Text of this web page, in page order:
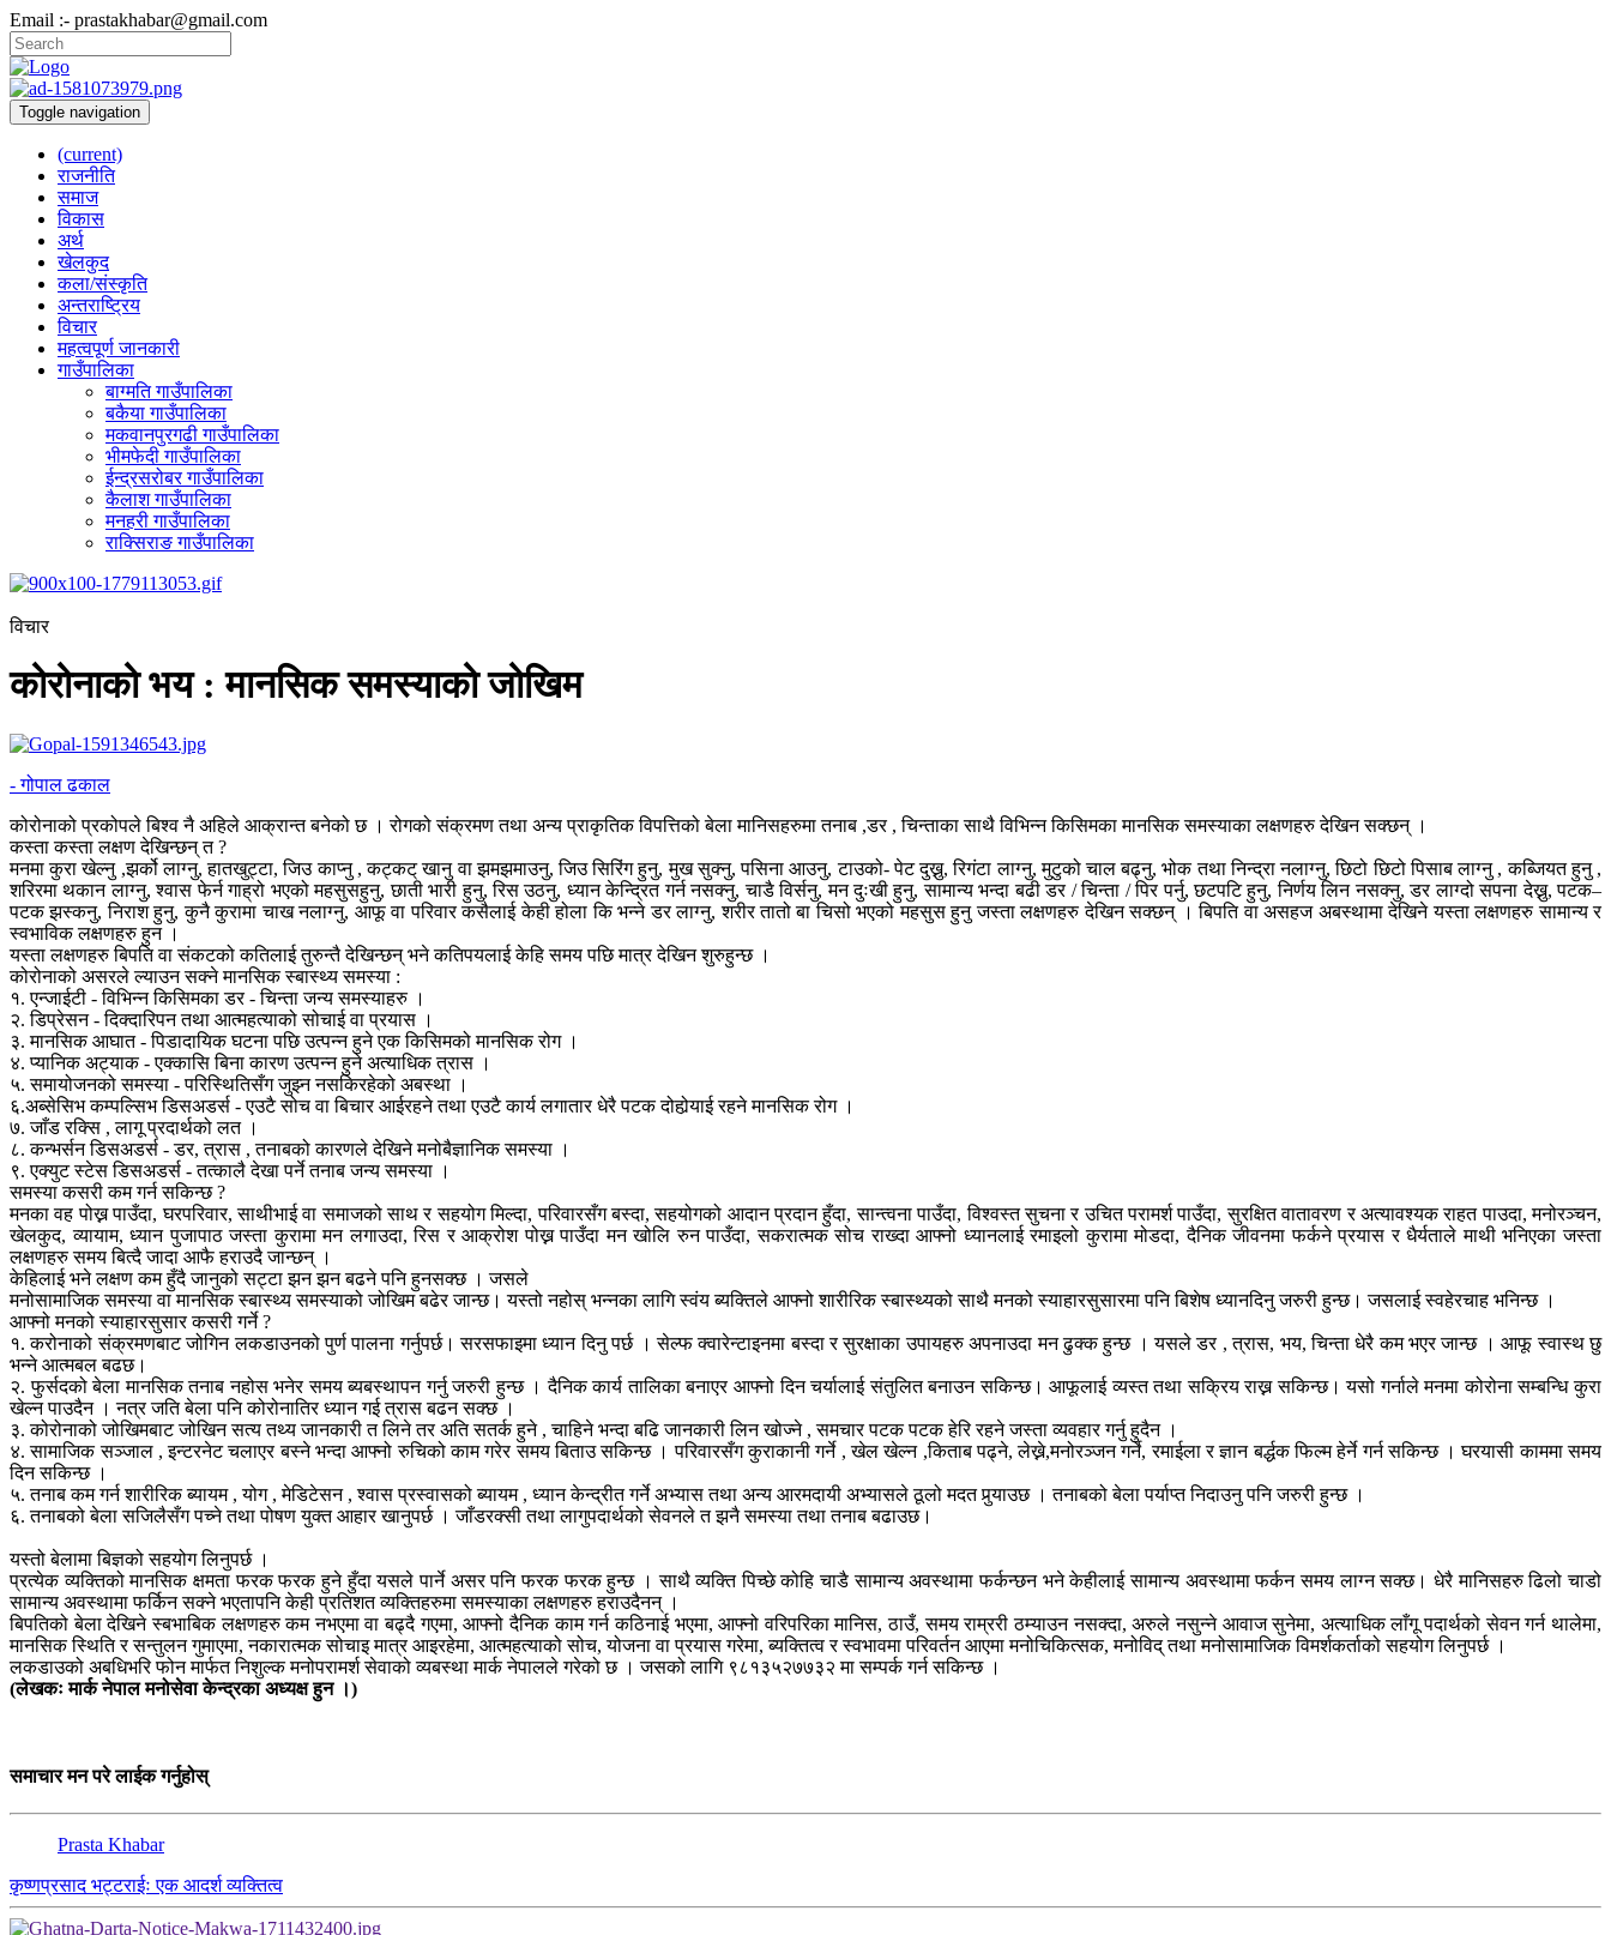
Email :- prastakhabar@gmail.com
Toggle navigation
(current)
राजनीति
समाज
विकास
अर्थ
खेलकुद
कला/संस्कृति
अन्तराष्ट्रिय
विचार
महत्वपूर्ण जानकारी
गाउँपालिका
बाग्मति गाउँपालिका
बकैया गाउँपालिका
मकवानपुरगढी गाउँपालिका
भीमफेदी गाउँपालिका
ईन्द्रसरोबर गाउँपालिका
कैलाश गाउँपालिका
मनहरी गाउँपालिका
राक्सिराङ गाउँपालिका
विचार
कोरोनाको भय : मानसिक समस्याको जोखिम
- गोपाल ढकाल
कोरोनाको प्रकोपले बिश्व नै अहिले आक्रान्त बनेको छ । रोगको संक्रमण तथा अन्य प्राकृतिक विपत्तिको बेला मानिसहरुमा तनाब ,डर , चिन्ताका साथै विभिन्न किसिमका मानसिक समस्याका लक्षणहरु देखिन सक्छन् ।
कस्ता कस्ता लक्षण देखिन्छन् त ?
मनमा कुरा खेल्नु ,झर्को लाग्नु, हातखुट्टा, जिउ काप्नु , कट्कट् खानु वा झमझमाउनु, जिउ सिरिंग हुनु, मुख सुक्नु, पसिना आउनु, टाउको- पेट दुख्नु, रिगंटा लाग्नु, मुटुको चाल बढ्नु, भोक तथा निन्द्रा नलाग्नु, छिटो छिटो पिसाब लाग्नु , कब्जियत हुनु ,
शरिरमा थकान लाग्नु, श्वास फेर्न गाह्रो भएको महसुसहुनु, छाती भारी हुनु, रिस उठनु, ध्यान केन्द्रित गर्न नसक्नु, चाडै विर्सनु, मन दुःखी हुनु, सामान्य भन्दा बढी डर / चिन्ता / पिर पर्नु, छटपटि हुनु, निर्णय लिन नसक्नु, डर लाग्दो सपना देख्नु, पटक–
पटक झस्कनु, निराश हुनु, कुनै कुरामा चाख नलाग्नु, आफू वा परिवार कसैलाई केही होला कि भन्ने डर लाग्नु, शरीर तातो बा चिसो भएको महसुस हुनु जस्ता लक्षणहरु देखिन सक्छन् । बिपति वा असहज अबस्थामा देखिने यस्ता लक्षणहरु सामान्य र
स्वभाविक लक्षणहरु हुन ।
यस्ता लक्षणहरु बिपति वा संकटको कतिलाई तुरुन्तै देखिन्छन् भने कतिपयलाई केहि समय पछि मात्र देखिन शुरुहुन्छ ।
कोरोनाको असरले ल्याउन सक्ने मानसिक स्बास्थ्य समस्या :
१. एन्जाईटी - विभिन्न किसिमका डर - चिन्ता जन्य समस्याहरु ।
२. डिप्रेसन - दिक्दारिपन तथा आत्महत्याको सोचाई वा प्रयास ।
३. मानसिक आघात - पिडादायिक घटना पछि उत्पन्न हुने एक किसिमको मानसिक रोग ।
४. प्यानिक अट्याक - एक्कासि बिना कारण उत्पन्न हुने अत्याधिक त्रास ।
५. समायोजनको समस्या - परिस्थितिसँग जुझ्न नसकिरहेको अबस्था ।
६.अब्सेसिभ कम्पल्सिभ डिसअडर्स - एउटै सोच वा बिचार आईरहने तथा एउटै कार्य लगातार धेरै पटक दोहोर्‍याई रहने मानसिक रोग ।
७. जाँड रक्सि , लागू प्रदार्थको लत ।
८. कन्भर्सन डिसअडर्स - डर, त्रास , तनाबको कारणले देखिने मनोबैज्ञानिक समस्या ।
९. एक्युट स्टेस डिसअडर्स - तत्कालै देखा पर्ने तनाब जन्य समस्या ।
समस्या कसरी कम गर्न सकिन्छ ?
मनका वह पोख्न पाउँदा, घरपरिवार, साथीभाई वा समाजको साथ र सहयोग मिल्दा, परिवारसँग बस्दा, सहयोगको आदान प्रदान हुँदा, सान्त्वना पाउँदा, विश्वस्त सुचना र उचित परामर्श पाउँदा, सुरक्षित वातावरण र अत्यावश्यक राहत पाउदा, मनोरञ्चन,
खेलकुद, व्यायाम, ध्यान पुजापाठ जस्ता कुरामा मन लगाउदा, रिस र आक्रोश पोख्न पाउँदा मन खोलि रुन पाउँदा, सकरात्मक सोच राख्दा आफ्नो ध्यानलाई रमाइलो कुरामा मोडदा, दैनिक जीवनमा फर्कने प्रयास र धैर्यताले माथी भनिएका जस्ता
लक्षणहरु समय बित्दै जादा आफै हराउदै जान्छन् ।
केहिलाई भने लक्षण कम हुँदै जानुको सट्टा झन झन बढने पनि हुनसक्छ । जसले
मनोसामाजिक समस्या वा मानसिक स्बास्थ्य समस्याको जोखिम बढेर जान्छ। यस्तो नहोस् भन्नका लागि स्वंय ब्यक्तिले आफ्न‍ो शारीरिक स्बास्थ्यको साथै मनक‍ो स्याहारसुसारमा पनि बिशेष ध्यानदिनु जरुरी हुन्छ। जसलाई स्वहेरचाह भनिन्छ ।
आफ्नो मनको स्याहारसुसार कसरी गर्ने ?
१. करोनाको संक्रमणबाट ज‍ोगिन लकडाउनको पुर्ण पालना गर्नुपर्छ। सरसफाइमा ध्यान दिनु पर्छ । सेल्फ क्वारेन्टाइनमा बस्दा र सुरक्षाका उपायहरु अपनाउदा मन ढुक्क हुन्छ । यसले डर , त्रास, भय, चिन्ता धेरै कम भएर जान्छ । आफू स्वास्थ छु
भन्ने आत्मबल बढछ।
२. फुर्सदको बेला मानसिक तनाब नहोस भनेर समय ब्यबस्थापन गर्नु जरुरी हुन्छ । दैनिक कार्य तालिका बनाएर आफ्नो दिन चर्यालाई संतुलित बनाउन सकिन्छ। आफूलाई व्यस्त तथा सक्रिय राख्न सकिन्छ। यसो गर्नाले मनमा कोरोना सम्बन्धि कुरा
खेल्न पाउदैन । नत्र जति बेला पनि कोरोनातिर ध्यान गई त्रास बढन सक्छ ।
३. कोरोनाको जोखिमबाट जोखिन सत्य तथ्य जानकारी त लिने तर अति सतर्क हुने , चाहिने भन्दा बढि जानकारी लिन खोज्ने , समचार पटक पटक हेरि रहने जस्ता व्यवहार गर्नु हुदैन ।
४. सामाजिक सञ्जाल , इन्टरनेट चलाएर बस्ने भन्दा आफ्नो रुचिको काम गरेर समय बिताउ सकिन्छ । परिवारसँग कुराकानी गर्ने , खेल खेल्न ,किताब पढ्ने, लेख्ने,मनोरञ्जन गर्ने, रमाईला र ज्ञान बर्द्धक फिल्म हेर्ने गर्न सकिन्छ । घरयासी काममा समय
दिन सकिन्छ ।
५. तनाब कम गर्न शारीरिक ब्यायम , योग , मेडिटेसन , श्वास प्रस्वासको ब्यायम , ध्यान केन्द्रीत गर्ने अभ्यास तथा अन्य आरमदायी अभ्यासले ठूलो मदत पुर्‍याउछ । तनाबको बेला पर्याप्त निदाउनु पनि जरुरी हुन्छ ।
६. तनाबको बेला सजिलैसँग पच्ने तथा पोषण युक्त आहार खानुपर्छ । जाँडरक्सी तथा लागुपदार्थको सेवनले त झनै समस्या तथा तनाब बढाउछ।
यस्तो बेलामा बिज्ञको सहयोग लिनुपर्छ ।
प्रत्येक व्यक्तिको मानसिक क्षमता फरक फरक हुने हुँदा यसले पार्ने असर पनि फरक फरक हुन्छ । साथै व्यक्ति पिच्छे कोहि चाडै सामान्य अवस्थामा फर्कन्छन भने केहीलाई सामान्य अवस्थामा फर्कन समय लाग्न सक्छ। धेरै मानिसहरु ढिलो चाडो
सामान्य अवस्थामा फर्किन सक्ने भएतापनि केही प्रतिशत व्यक्तिहरुमा समस्याका लक्षणहरु हराउदैनन् ।
बिपतिको बेला देखिने स्बभाबिक लक्षणहरु कम नभएमा वा बढ्दै गएमा, आफ्नो दैनिक काम गर्न कठिनाई भएमा, आफ्नो वरिपरिका मानिस, ठाउँ, समय राम्ररी ठम्याउन नसक्दा, अरुले नसुन्ने आवाज सुनेमा, अत्याधिक लाँगू पदार्थको सेवन गर्न थालेमा,
मानसिक स्थिति र सन्तुलन गुमाएमा, नकारात्मक सोचाइ मात्र आइरहेमा, आत्महत्याको सोच, योजना वा प्रयास गरेमा, ब्यक्तित्व र स्वभावमा परिवर्तन आएमा मनोचिकित्सक, मनोविद् तथा मनोसामाजिक विमर्शकर्ताको सहयोग लिनुपर्छ ।
लकडाउको अबधिभरि फोन मार्फत निशुल्क मनोपरामर्श सेवाक‍ो व्यबस्था मार्क नेपालले गरेको छ । जसको लागि ९८१३५२७७३२ मा सम्पर्क गर्न सकिन्छ ।
(लेखकः मार्क नेपाल मनोसेवा केन्द्रका अध्यक्ष हुन ।)
समाचार मन परे लाईक गर्नुहोस्
Prasta Khabar
कृष्णप्रसाद भट्टराईः एक आदर्श व्यक्तित्व